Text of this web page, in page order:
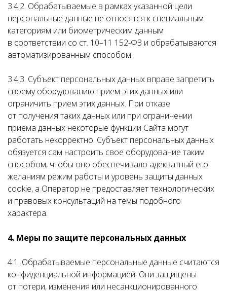
3.4.2. Обрабатываемые в рамках указанной цели
персональные данные не относятся к специальным
категориям или биометрическим данным
в соответствии со ст. 10–11 152-ФЗ и обрабатываются
автоматизированным способом.
3.4.3. Субъект персональных данных вправе запретить
своему оборудованию прием этих данных или
ограничить прием этих данных. При отказе
от получения таких данных или при ограничении
приема данных некоторые функции Сайта могут
работать некорректно. Субъект персональных данных
обязуется сам настроить свое оборудование таким
способом, чтобы оно обеспечивало адекватный его
желаниям режим работы и уровень защиты данных
cookie, а Оператор не предоставляет технологических
и правовых консультаций на темы подобного
характера.
4. Меры по защите персональных данных
4.1. Обрабатываемые персональные данные считаются
конфиденциальной информацией. Они защищены
от потери, изменения или несанкционированного